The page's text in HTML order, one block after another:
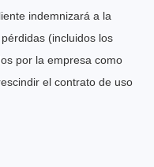
indemnizará a la
(incluidos los
por la empresa como
el contrato de uso